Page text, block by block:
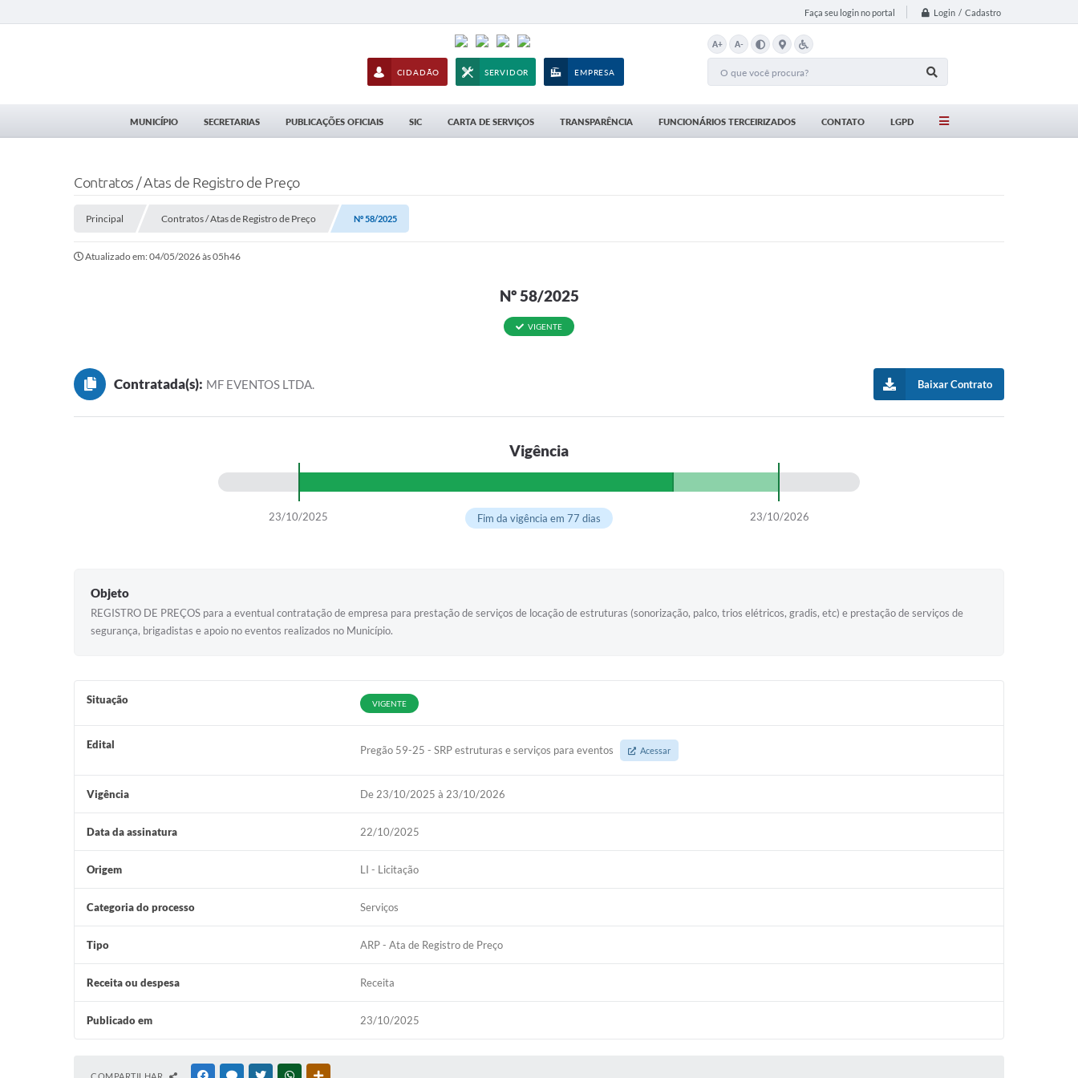
Faça seu login no portal Login / Cadastro
CIDADÃO SERVIDOR EMPRESA
A+ A-
MUNICÍPIO SECRETARIAS PUBLICAÇÕES OFICIAIS SIC CARTA DE SERVIÇOS TRANSPARÊNCIA FUNCIONÁRIOS TERCEIRIZADOS CONTATO LGPD
Contratos / Atas de Registro de Preço
Principal Contratos / Atas de Registro de Preço Nº 58/2025
Atualizado em: 04/05/2026 às 05h46
Nº 58/2025
VIGENTE
Contratada(s): MF EVENTOS LTDA. Baixar Contrato
Vigência
23/10/2025 23/10/2026
Fim da vigência em 77 dias
Objeto
REGISTRO DE PREÇOS para a eventual contratação de empresa para prestação de serviços de locação de estruturas (sonorização, palco, trios elétricos, gradis, etc) e prestação de serviços de
segurança, brigadistas e apoio no eventos realizados no Município.
Situação VIGENTE
Edital Pregão 59-25 - SRP estruturas e serviços para eventos Acessar
Vigência De 23/10/2025 à 23/10/2026
Data da assinatura 22/10/2025
Origem LI - Licitação
Categoria do processo Serviços
Tipo ARP - Ata de Registro de Preço
Receita ou despesa Receita
Publicado em 23/10/2025
FACEBOOKMESSENGER
TWITTERWHATSAPP